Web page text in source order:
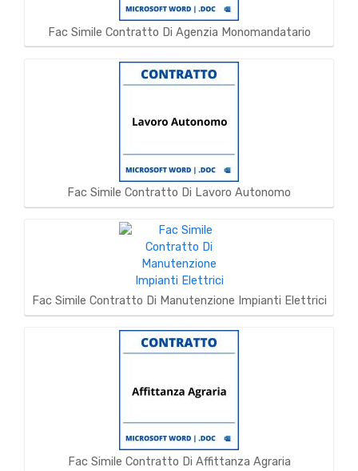
Fac Simile Contratto Di Agenzia Monomandatario
Fac Simile Contratto Di Lavoro Autonomo
Fac Simile Contratto Di Manutenzione Impianti Elettrici
Fac Simile Contratto Di Affittanza Agraria